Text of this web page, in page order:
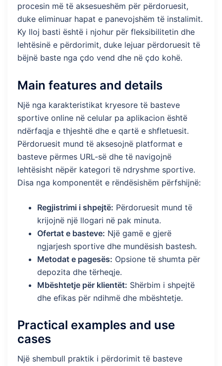
procesin më të aksesueshëm për përdoruesit,
duke eliminuar hapat e panevojshëm të instalimit.
Ky lloj basti është i njohur për fleksibilitetin dhe
lehtësinë e përdorimit, duke lejuar përdoruesit të
bëjnë baste nga çdo vend dhe në çdo kohë.
Main features and details
Një nga karakteristikat kryesore të basteve
sportive online në celular pa aplikacion është
ndërfaqja e thjeshtë dhe e qartë e shfletuesit.
Përdoruesit mund të aksesojnë platformat e
basteve përmes URL-së dhe të navigojnë
lehtësisht nëpër kategori të ndryshme sportive.
Disa nga komponentët e rëndësishëm përfshijnë:
Regjistrimi i shpejtë: Përdoruesit mund të
krijojnë një llogari në pak minuta.
Ofertat e basteve: Një gamë e gjerë
ngjarjesh sportive dhe mundësish bastesh.
Metodat e pagesës: Opsione të shumta për
depozita dhe tërheqje.
Mbështetje për klientët: Shërbim i shpejtë
dhe efikas për ndihmë dhe mbështetje.
Practical examples and use
cases
Një shembull praktik i përdorimit të basteve